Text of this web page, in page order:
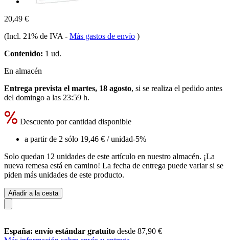
20,49 €
(Incl. 21% de IVA - Más gastos de envío )
Contenido: 1 ud.
En almacén
Entrega prevista el martes, 18 agosto, si se realiza el pedido antes
del domingo a las 23:59 h.
Descuento por cantidad disponible
a partir de 2 sólo 19,46 € / unidad-5%
Solo quedan 12 unidades de este artículo en nuestro almacén. ¡La
nueva remesa está en camino! La fecha de entrega puede variar si se
piden más unidades de este producto.
Añadir a la cesta
España: envío estándar gratuito desde 87,90 €